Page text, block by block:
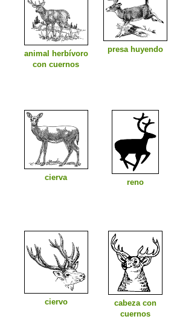
animal herbívoro
con cuernos
presa huyendo
cierva reno
ciervo
cabeza con
cuernos